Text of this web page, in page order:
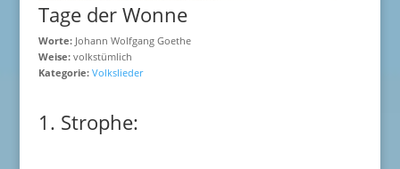
Tage der Wonne
Worte:Johann Wolfgang Goethe
Weise:volkstümlich
Kategorie: Volkslieder
1. Strophe: